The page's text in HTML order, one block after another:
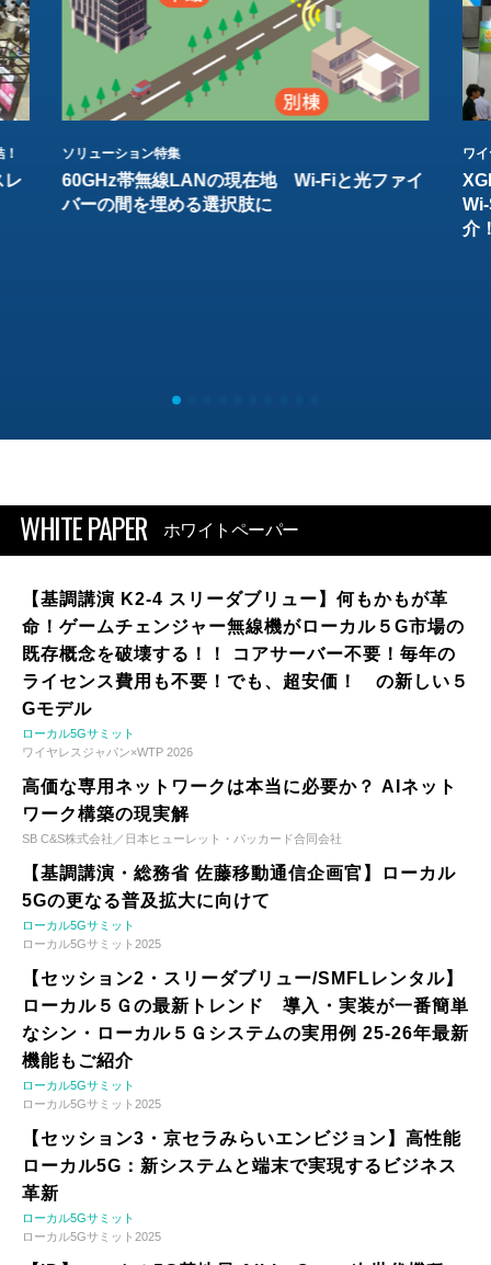
レ
ソリューション特集
60GHz帯無線LANの現在地 Wi-Fiと光ファイ
バーの間を埋める選択肢に
ワ
介
WHITE PAPER ホワイトペーパー
【基調講演 K2-4 スリーダブリュー】何もかもが革
命！ゲームチェンジャー無線機がローカル５G市場の
既存概念を破壊する！！ コアサーバー不要！毎年の
ライセンス費用も不要！でも、超安価！ の新しい５
Gモデル
ローカル5Gサミット
ワイヤレスジャパン×WTP 2026
高価な専用ネットワークは本当に必要か？ AIネット
ワーク構築の現実解
SB C&S株式会社／日本ヒューレット・パッカード合同会社
【基調講演・総務省 佐藤移動通信企画官】ローカル
5Gの更なる普及拡大に向けて
ローカル5Gサミット
ローカル5Gサミット2025
【セッション2・スリーダブリュー/SMFLレンタル】
ローカル５Ｇの最新トレンド 導入・実装が一番簡単
なシン・ローカル５Ｇシステムの実用例 25-26年最新
機能もご紹介
ローカル5Gサミット
ローカル5Gサミット2025
【セッション3・京セラみらいエンビジョン】高性能
ローカル5G：新システムと端末で実現するビジネス
革新
ローカル5Gサミット
ローカル5Gサミット2025